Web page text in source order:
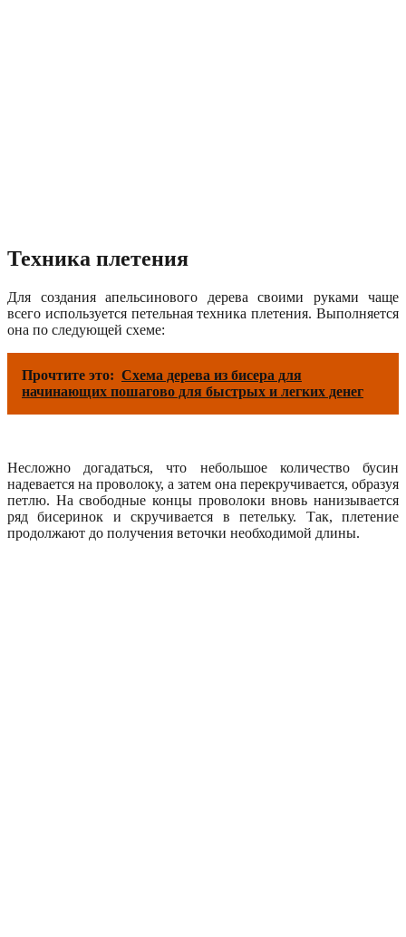
Техника плетения
Для создания апельсинового дерева своими руками чаще
всего используется петельная техника плетения. Выполняется
она по следующей схеме:
Прочтите это: Схема дерева из бисера для
начинающих пошагово для быстрых и легких денег
Несложно догадаться, что небольшое количество бусин
надевается на проволоку, а затем она перекручивается, образуя
петлю. На свободные концы проволоки вновь нанизывается
ряд бисеринок и скручивается в петельку. Так, плетение
продолжают до получения веточки необходимой длины.